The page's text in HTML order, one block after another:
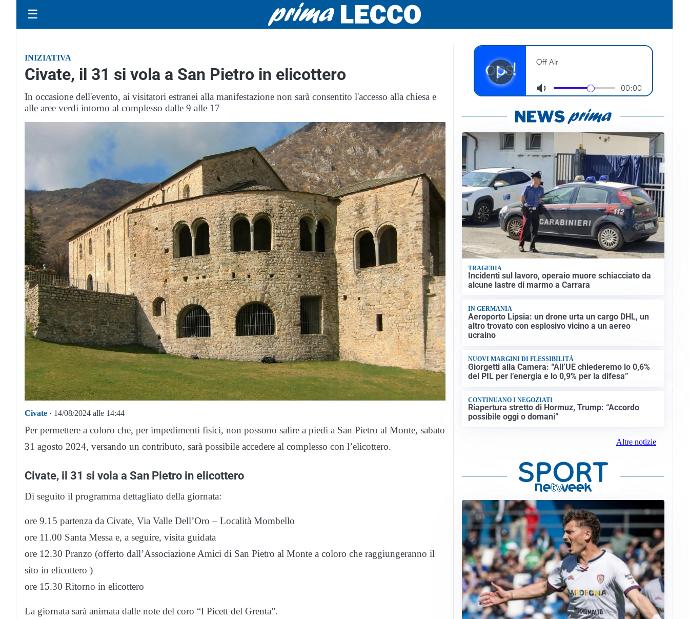
☰
INIZIATIVA
Civate, il 31 si vola a San Pietro in elicottero
In occasione dell'evento, ai visitatori estranei alla manifestazione non sarà consentito l'accesso alla chiesa e
alle aree verdi intorno al complesso dalle 9 alle 17
Civate · 14/08/2024 alle 14:44
Per permettere a coloro che, per impedimenti fisici, non possono salire a piedi a San Pietro al Monte, sabato
31 agosto 2024, versando un contributo, sarà possibile accedere al complesso con l’elicottero.
Civate, il 31 si vola a San Pietro in elicottero
Di seguito il programma dettagliato della giornata:
ore 9.15 partenza da Civate, Via Valle Dell’Oro – Località Mombello
ore 11.00 Santa Messa e, a seguire, visita guidata
ore 12.30 Pranzo (offerto dall’Associazione Amici di San Pietro al Monte a coloro che raggiungeranno il
sito in elicottero )
ore 15.30 Ritorno in elicottero
La giornata sarà animata dalle note del coro “I Picett del Grenta”.
TRAGEDIA
Incidenti sul lavoro, operaio muore schiacciato da
alcune lastre di marmo a Carrara
IN GERMANIA
Aeroporto Lipsia: un drone urta un cargo DHL, un
altro trovato con esplosivo vicino a un aereo
ucraino
NUOVI MARGINI DI FLESSIBILITÀ
Giorgetti alla Camera: “All’UE chiederemo lo 0,6%
del PIL per l’energia e lo 0,9% per la difesa”
CONTINUANO I NEGOZIATI
Riapertura stretto di Hormuz, Trump: “Accordo
possibile oggi o domani”
Altre notizie